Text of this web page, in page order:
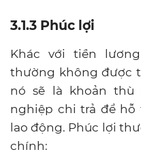
3.1.3 Phúc lợi
Khác với tiền
thường không được
nó sẽ là khoản thù
nghiệp chi trả để
lao động. Phúc lợi
chính: